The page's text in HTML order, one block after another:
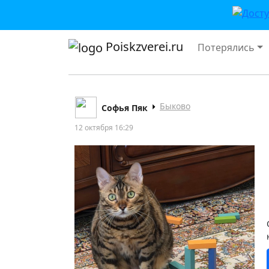
Poiskzverei.ru Потерялись
Софья Пяк Быково
12 октября 16:29